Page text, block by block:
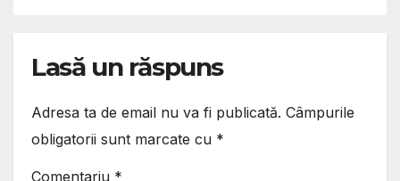
Lasă un răspuns
Adresa ta de email nu va fi publicată. Câmpurile
obligatorii sunt marcate cu *
Comentariu *